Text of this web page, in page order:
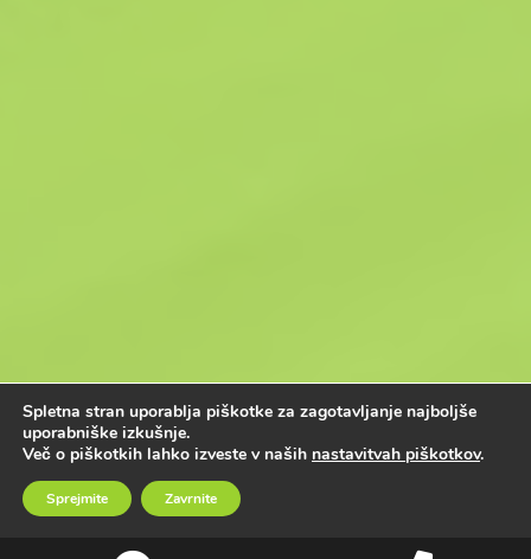
Spletna stran uporablja piškotke za zagotavljanje najboljše
uporabniške izkušnje.
Več o piškotkih lahko izveste v naših nastavitvah piškotkov.
Sprejmite Zavrnite